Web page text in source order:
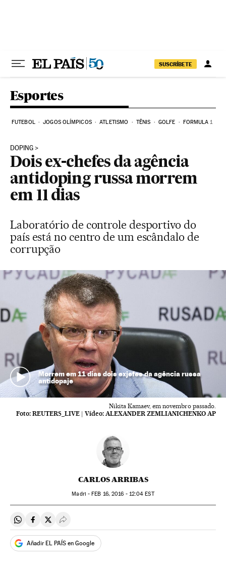
SUSCRÍBETE
Esportes
FUTEBOL JOGOS OLÍMPICOS ATLETISMO TÊNIS GOLFE FORMULA 1
DOPING
Dois ex-chefes da agência
antidoping russa morrem
em 11 dias
Laboratório de controle desportivo do
país está no centro de um escândalo de
corrupção
Morrem em 11 dias dois exjefes da agência russa
antidopaje
Nikita Kamaev, em novembro passado.
Foto: REUTERS_LIVE | Vídeo: ALEXANDER ZEMLIANICHENKO AP
CARLOS ARRIBAS
Madri -FEB 16, 2016 - 12:04 EST
Compartir en Whatsapp
Compartir en Facebook
Compartir en Twitter
Desplegar Redes Sociales
Añadir EL PAÍS en Google